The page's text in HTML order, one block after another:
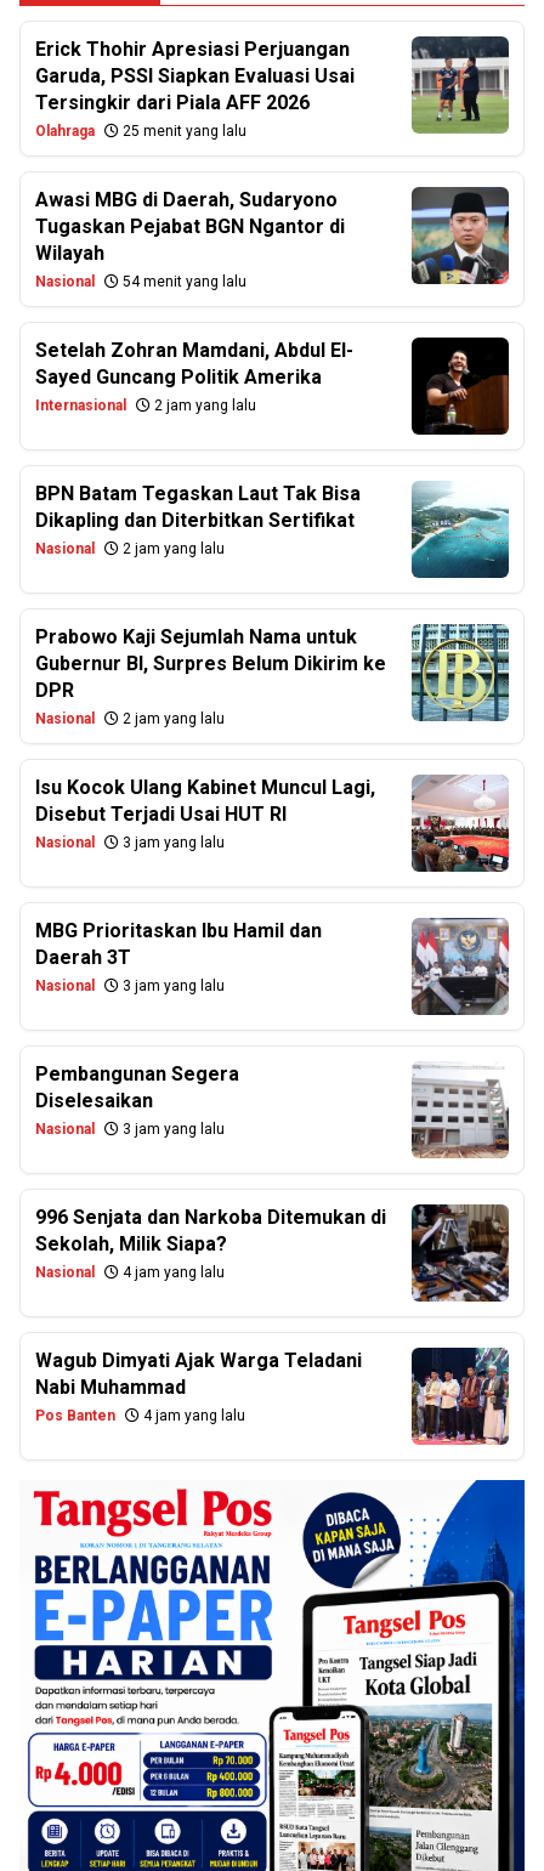
Erick Thohir Apresiasi Perjuangan
Garuda, PSSI Siapkan Evaluasi Usai
Tersingkir dari Piala AFF 2026
Olahraga 25 menit yang lalu
Awasi MBG di Daerah, Sudaryono
Tugaskan Pejabat BGN Ngantor di
Wilayah
Nasional 54 menit yang lalu
Setelah Zohran Mamdani, Abdul El-
Sayed Guncang Politik Amerika
Internasional 2 jam yang lalu
BPN Batam Tegaskan Laut Tak Bisa
Dikapling dan Diterbitkan Sertifikat
Nasional 2 jam yang lalu
Prabowo Kaji Sejumlah Nama untuk
Gubernur BI, Surpres Belum Dikirim ke
DPR
Nasional 2 jam yang lalu
Isu Kocok Ulang Kabinet Muncul Lagi,
Disebut Terjadi Usai HUT RI
Nasional 3 jam yang lalu
MBG Prioritaskan Ibu Hamil dan
Daerah 3T
Nasional 3 jam yang lalu
Pembangunan Segera
Diselesaikan
Nasional 3 jam yang lalu
996 Senjata dan Narkoba Ditemukan di
Sekolah, Milik Siapa?
Nasional 4 jam yang lalu
Wagub Dimyati Ajak Warga Teladani
Nabi Muhammad
Pos Banten 4 jam yang lalu